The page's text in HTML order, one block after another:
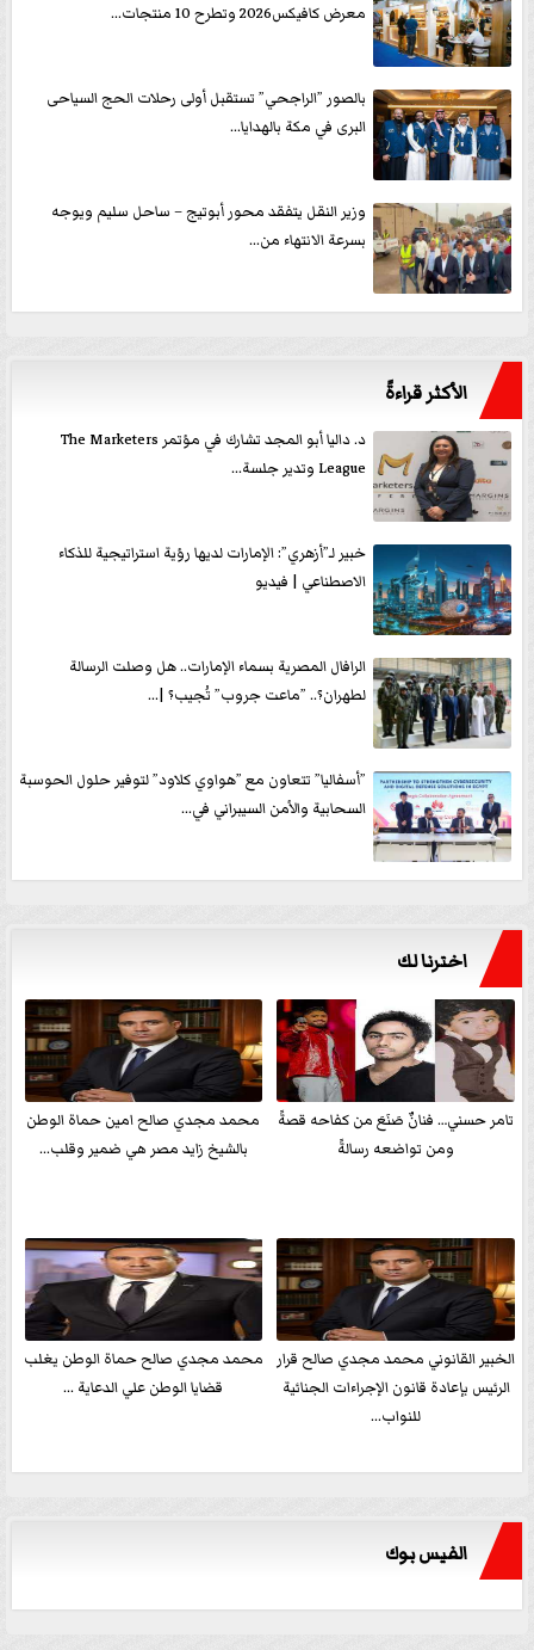
معرض كافيكس2026 وتطرح 10 منتجات...
بالصور ”الراجحي” تستقبل أولى رحلات الحج السياحى
البرى في مكة بالهدايا...
وزير النقل يتفقد محور أبوتيج – ساحل سليم ويوجه
بسرعة الانتهاء من...
الأكثر قراءةً
د. داليا أبو المجد تشارك في مؤتمر The Marketers
League وتدير جلسة...
خبير لـ”أزهري”: الإمارات لديها رؤية استراتيجية للذكاء
الاصطناعي | فيديو
الرافال المصرية بسماء الإمارات.. هل وصلت الرسالة
لطهران؟.. ”ماعت جروب” تُجيب؟ |...
”أسفاليا” تتعاون مع ”هواوي كلاود” لتوفير حلول الحوسبة
السحابية والأمن السيبراني في...
اخترنا لك
تامر حسني… فنانٌ صَنَعَ من كفاحه قصةً
ومن تواضعه رسالةً
محمد مجدي صالح امين حماة الوطن
بالشيخ زايد مصر هي ضمير وقلب...
الخبير القانوني محمد مجدي صالح قرار
الرئيس بإعادة قانون الإجراءات الجنائية
للنواب...
محمد مجدي صالح حماة الوطن يغلب
قضايا الوطن علي الدعاية ...
الفيس بوك